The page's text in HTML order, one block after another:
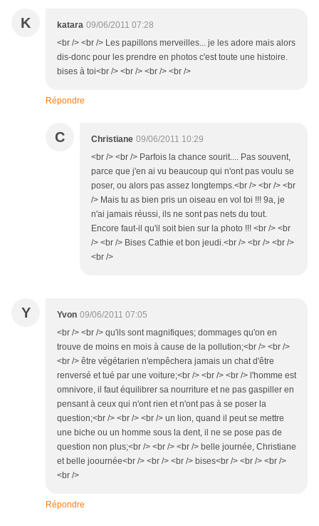
K katara 09/06/2011 07:28
<br /> <br /> Les papillons merveilles... je les adore mais alors
dis-donc pour les prendre en photos c'est toute une histoire.
bises à toi<br /> <br /> <br /> <br />
Répondre
C Christiane 09/06/2011 10:29
<br /> <br /> Parfois la chance sourit.... Pas souvent,
parce que j'en ai vu beaucoup qui n'ont pas voulu se
poser, ou alors pas assez longtemps.<br /> <br /> <br
/> Mais tu as bien pris un oiseau en vol toi !!! 9a, je
n'ai jamais réussi, ils ne sont pas nets du tout.
Encore faut-il qu'il soit bien sur la photo !!! <br /> <br
/> <br /> Bises Cathie et bon jeudi.<br /> <br /> <br />
<br />
Y Yvon 09/06/2011 07:05
<br /> <br /> qu'ils sont magnifiques; dommages qu'on en
trouve de moins en mois à cause de la pollution;<br /> <br />
<br /> être végétarien n'empêchera jamais un chat d'être
renversé et tué par une voiture;<br /> <br /> <br /> l'homme est
omnivore, il faut équilibrer sa nourriture et ne pas gaspiller en
pensant à ceux qui n'ont rien et n'ont pas à se poser la
question;<br /> <br /> <br /> un lion, quand il peut se mettre
une biche ou un homme sous la dent, il ne se pose pas de
question non plus;<br /> <br /> <br /> belle journée, Christiane
et belle joournée<br /> <br /> <br /> bises<br /> <br /> <br />
<br />
Répondre